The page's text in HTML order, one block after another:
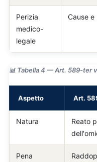
Perizia
medico-
legale
Cause e
📊 Tabella 4 — Art. 589-ter
Aspetto Art.
Natura
Reato
Pena